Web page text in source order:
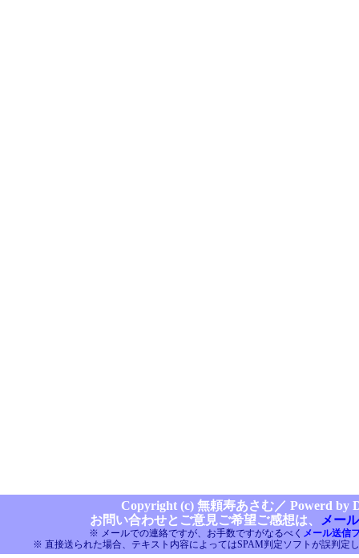
Copyright (c) 無頼寿あさむ／ Powerd by
お問い合わせとご意見ご希望ご感想は、
メー
※ メールでの連絡ですが、お手数ですがなるべく メール送信
※ 直接送られた場合、テキスト内容によってはSPAM判定ソフトが誤判定